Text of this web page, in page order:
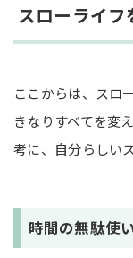
スローライ
ここからは、スロ
きなりすべてを変
考に、自分らしい
時間の無駄使